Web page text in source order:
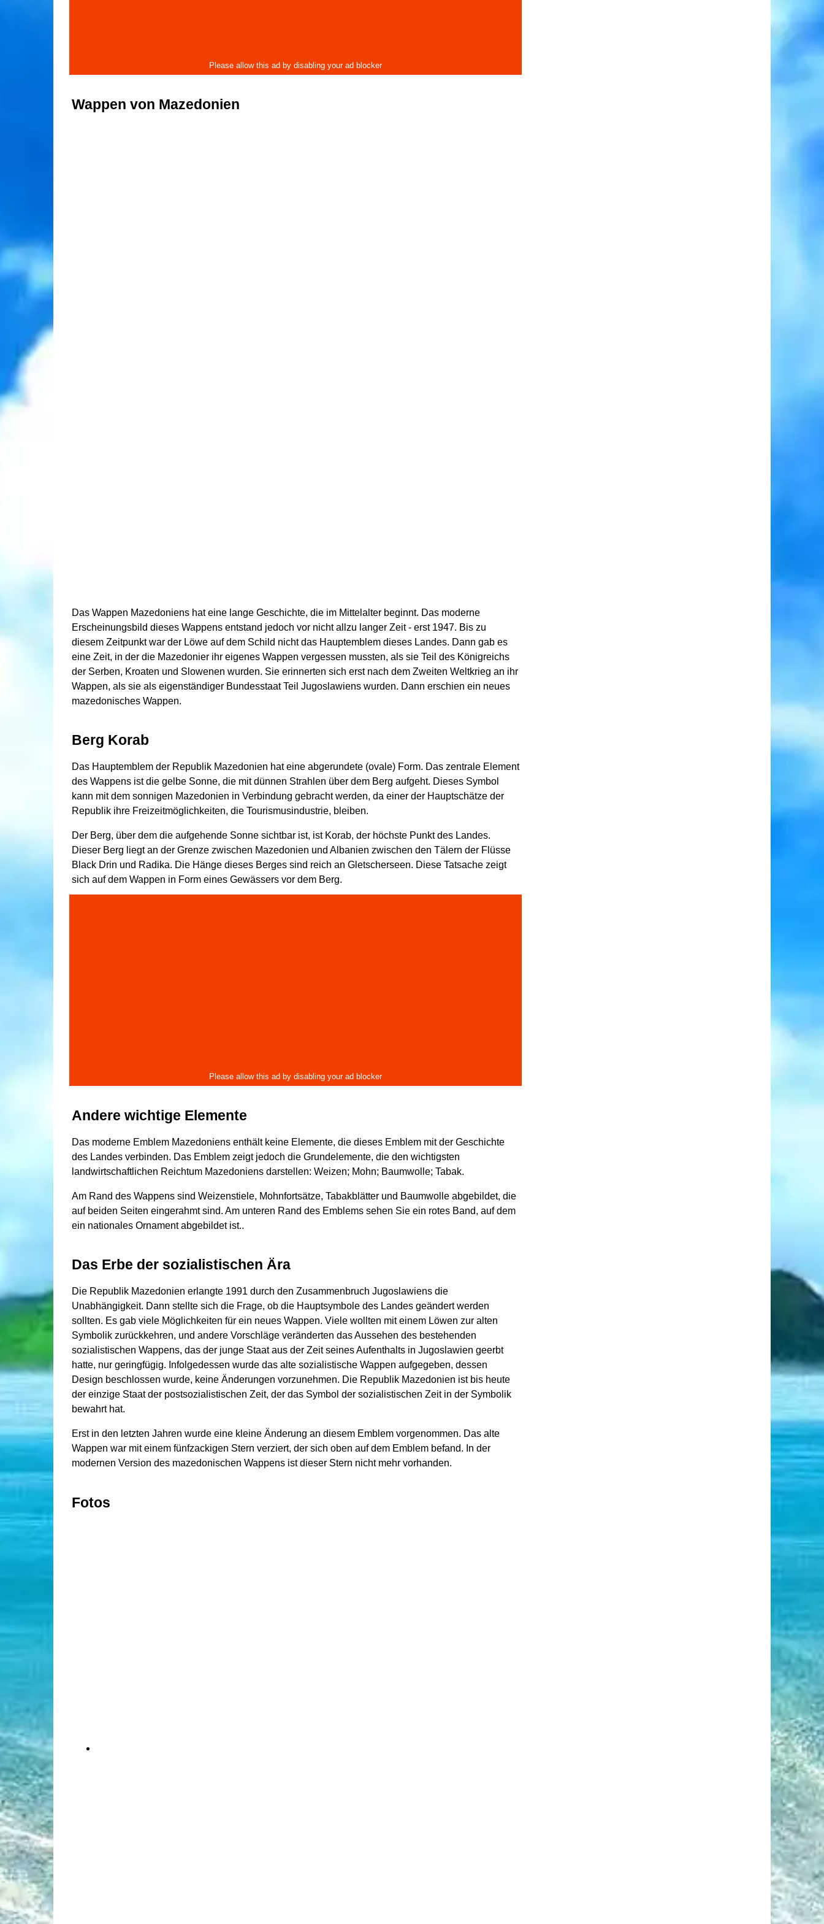
Wappen von Mazedonien
Das Wappen Mazedoniens hat eine lange Geschichte, die im Mittelalter beginnt. Das moderne
Erscheinungsbild dieses Wappens entstand jedoch vor nicht allzu langer Zeit - erst 1947. Bis zu
diesem Zeitpunkt war der Löwe auf dem Schild nicht das Hauptemblem dieses Landes. Dann gab es
eine Zeit, in der die Mazedonier ihr eigenes Wappen vergessen mussten, als sie Teil des Königreichs
der Serben, Kroaten und Slowenen wurden. Sie erinnerten sich erst nach dem Zweiten Weltkrieg an ihr
Wappen, als sie als eigenständiger Bundesstaat Teil Jugoslawiens wurden. Dann erschien ein neues
mazedonisches Wappen.
Berg Korab
Das Hauptemblem der Republik Mazedonien hat eine abgerundete (ovale) Form. Das zentrale Element
des Wappens ist die gelbe Sonne, die mit dünnen Strahlen über dem Berg aufgeht. Dieses Symbol
kann mit dem sonnigen Mazedonien in Verbindung gebracht werden, da einer der Hauptschätze der
Republik ihre Freizeitmöglichkeiten, die Tourismusindustrie, bleiben.
Der Berg, über dem die aufgehende Sonne sichtbar ist, ist Korab, der höchste Punkt des Landes.
Dieser Berg liegt an der Grenze zwischen Mazedonien und Albanien zwischen den Tälern der Flüsse
Black Drin und Radika. Die Hänge dieses Berges sind reich an Gletscherseen. Diese Tatsache zeigt
sich auf dem Wappen in Form eines Gewässers vor dem Berg.
Andere wichtige Elemente
Das moderne Emblem Mazedoniens enthält keine Elemente, die dieses Emblem mit der Geschichte
des Landes verbinden. Das Emblem zeigt jedoch die Grundelemente, die den wichtigsten
landwirtschaftlichen Reichtum Mazedoniens darstellen: Weizen; Mohn; Baumwolle; Tabak.
Am Rand des Wappens sind Weizenstiele, Mohnfortsätze, Tabakblätter und Baumwolle abgebildet, die
auf beiden Seiten eingerahmt sind. Am unteren Rand des Emblems sehen Sie ein rotes Band, auf dem
ein nationales Ornament abgebildet ist..
Das Erbe der sozialistischen Ära
Die Republik Mazedonien erlangte 1991 durch den Zusammenbruch Jugoslawiens die
Unabhängigkeit. Dann stellte sich die Frage, ob die Hauptsymbole des Landes geändert werden
sollten. Es gab viele Möglichkeiten für ein neues Wappen. Viele wollten mit einem Löwen zur alten
Symbolik zurückkehren, und andere Vorschläge veränderten das Aussehen des bestehenden
sozialistischen Wappens, das der junge Staat aus der Zeit seines Aufenthalts in Jugoslawien geerbt
hatte, nur geringfügig. Infolgedessen wurde das alte sozialistische Wappen aufgegeben, dessen
Design beschlossen wurde, keine Änderungen vorzunehmen. Die Republik Mazedonien ist bis heute
der einzige Staat der postsozialistischen Zeit, der das Symbol der sozialistischen Zeit in der Symbolik
bewahrt hat.
Erst in den letzten Jahren wurde eine kleine Änderung an diesem Emblem vorgenommen. Das alte
Wappen war mit einem fünfzackigen Stern verziert, der sich oben auf dem Emblem befand. In der
modernen Version des mazedonischen Wappens ist dieser Stern nicht mehr vorhanden.
Fotos